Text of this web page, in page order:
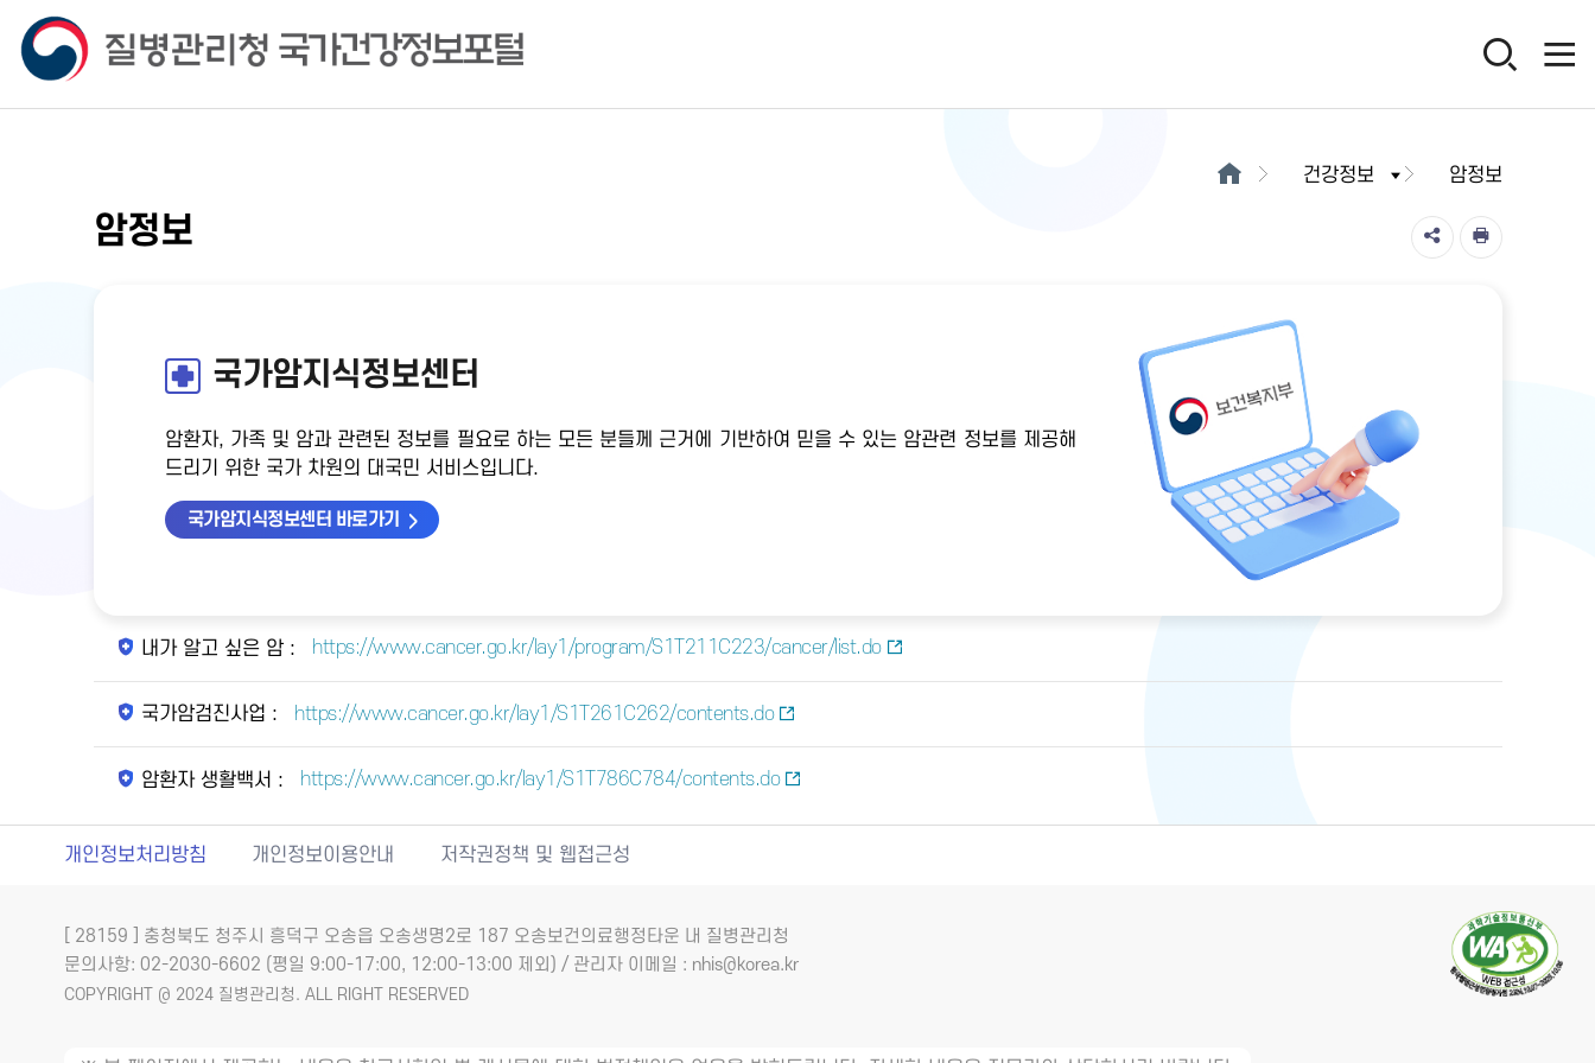
건강정보 암정보
암정보
국가암지식정보센터
암환자, 가족 및 암과 관련된 정보를 필요로 하는 모든 분들께 근거에 기반하여 믿을 수 있는 암관련 정보를 제공해
드리기 위한 국가 차원의 대국민 서비스입니다.
국가암지식정보센터 바로가기
내가 알고 싶은 암 : https://www.cancer.go.kr/lay1/program/S1T211C223/cancer/list.do
국가암검진사업 : https://www.cancer.go.kr/lay1/S1T261C262/contents.do
암환자 생활백서 : https://www.cancer.go.kr/lay1/S1T786C784/contents.do
개인정보처리방침 개인정보이용안내 저작권정책 및 웹접근성
[ 28159 ] 충청북도 청주시 흥덕구 오송읍 오송생명2로 187 오송보건의료행정타운 내 질병관리청
문의사항: 02-2030-6602 (평일 9:00-17:00, 12:00-13:00 제외) / 관리자 이메일 : nhis@korea.kr
COPYRIGHT @ 2024 질병관리청. ALL RIGHT RESERVED